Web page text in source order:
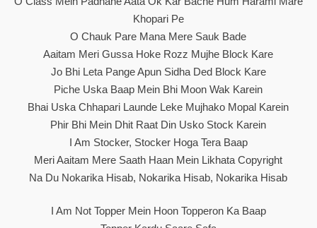
Khopari Pe
O Chauk Pare Mana Mere Sauk Bade
Aaitam Meri Gussa Hoke Rozz Mujhe Block Kare
Jo Bhi Leta Pange Apun Sidha Ded Block Kare
Piche Uska Baap Mein Bhi Moon Wak Karein
Bhai Uska Chhapari Launde Leke Mujhako Mopal Karein
Phir Bhi Mein Dhit Raat Din Usko Stock Karein
I Am Stocker, Stocker Hoga Tera Baap
Meri Aaitam Mere Saath Haan Mein Likhata Copyright
Na Du Nokarika Hisab, Nokarika Hisab, Nokarika Hisab
I Am Not Topper Mein Hoon Topperon Ka Baap